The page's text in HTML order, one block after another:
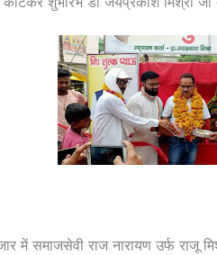
में समाजसेवी राज नारायण उर्फ राजू